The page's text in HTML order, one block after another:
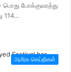
பொது போக்குவரத்து
114…
அமீரக செய்திகள்